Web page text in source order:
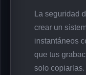
La seguridad
crear un
instantáneos
que tus
solo